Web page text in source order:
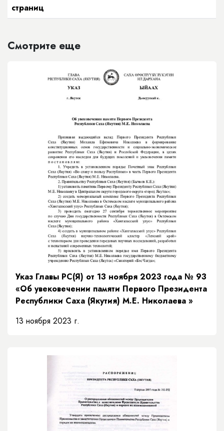
страниц
Смотрите еще
Указ Главы РС(Я) от 13 ноября 2023 года № 93
«Об увековечении памяти Первого Президента
Республики Саха (Якутия) М.Е. Николаева »
13 ноября 2023 г.